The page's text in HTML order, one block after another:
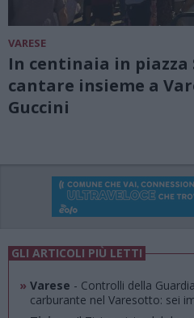
VARESE
In centinaia in
cantare insieme a
Guccini
GLI ARTICOLI PIÙ LETTI
» Varese - Controlli della
carburante nel Varesotto: sei